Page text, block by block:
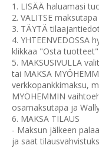
1. LISÄÄ haluamasi
2. VALITSE
3. TÄYTÄ
4. YHTEENVEDOSSA
klikkaa "Osta
5. MAKSUSIVULLA
tai MAKSA
verkkopankkimaksu,
MYÖHEMMIN
osamaksutapa ja
6. MAKSA TILAUS
- Maksun jälkeen
ja saat